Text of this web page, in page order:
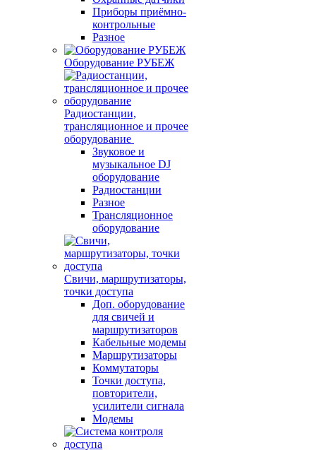
Приборы приёмно-
контрольные
Разное
Оборудование РУБЕЖ
Радиостанции,
трансляционное и прочее
оборудование
Звуковое и
музыкальное DJ
оборудование
Радиостанции
Разное
Трансляционное
оборудование
Свичи, маршрутизаторы,
точки доступа
Доп. оборудование
для свичей и
маршрутизаторов
Кабельные модемы
Маршрутизаторы
Коммутаторы
Точки доступа,
повторители,
усилители сигнала
Модемы